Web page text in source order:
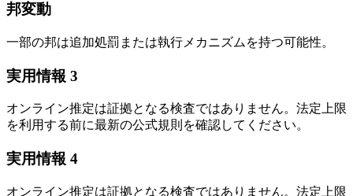
邦変動
一部の邦は追加処罰または執行メカニズムを持つ可能性。
実用情報 3
オンライン推定は証拠となる検査ではありません。法定上限
を利用する前に最新の公式規則を確認してください。
実用情報 4
オンライン推定は証拠となる検査ではありません。法定上限